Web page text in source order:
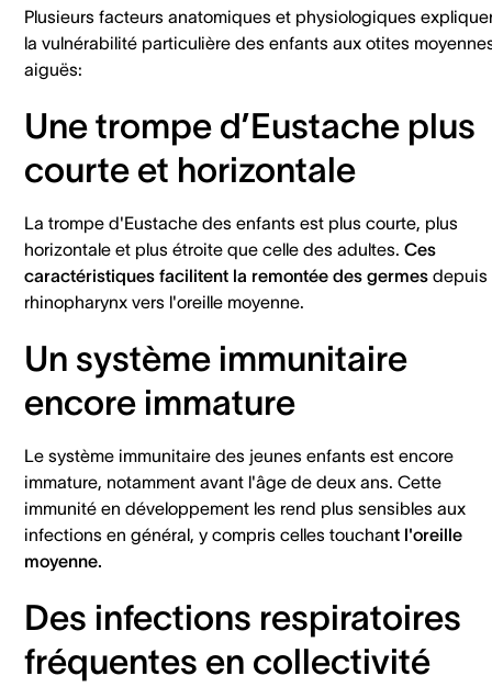
Plusieurs facteurs anatomiques et physiologiques
la vulnérabilité particulière des enfants aux otites
aiguës:
Une trompe d’Eustache plus
courte et horizontale
La trompe d'Eustache des enfants est plus courte, plus
horizontale et plus étroite que celle des adultes. Ces
caractéristiques facilitent la remontée des germes depuis
rhinopharynx vers l'oreille moyenne.
Un système immunitaire
encore immature
Le système immunitaire des jeunes enfants est encore
immature, notamment avant l'âge de deux ans. Cette
immunité en développement les rend plus sensibles aux
infections en général, y compris celles touchant l'oreille
moyenne.
Des infections respiratoires
fréquentes en collectivité